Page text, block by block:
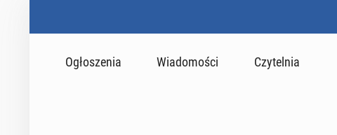
Ogłoszenia Wiadomości Czytelnia